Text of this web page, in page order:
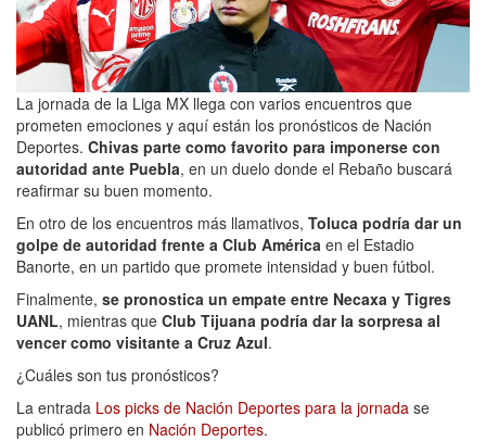
La jornada de la Liga MX llega con varios encuentros que
prometen emociones y aquí están los pronósticos de Nación
Deportes. Chivas parte como favorito para imponerse con
autoridad ante Puebla, en un duelo donde el Rebaño buscará
reafirmar su buen momento.
En otro de los encuentros más llamativos, Toluca podría dar un
golpe de autoridad frente a Club América en el Estadio
Banorte, en un partido que promete intensidad y buen fútbol.
Finalmente, se pronostica un empate entre Necaxa y Tigres
UANL, mientras que Club Tijuana podría dar la sorpresa al
vencer como visitante a Cruz Azul.
¿Cuáles son tus pronósticos?
La entrada Los picks de Nación Deportes para la jornada se
publicó primero en Nación Deportes.